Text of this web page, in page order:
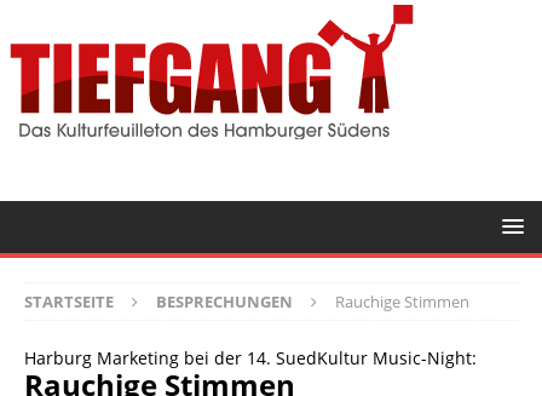
STARTSEITE BESPRECHUNGEN Rauchige Stimmen
Harburg Marketing bei der 14. SuedKultur Music-Night:
Rauchige Stimmen